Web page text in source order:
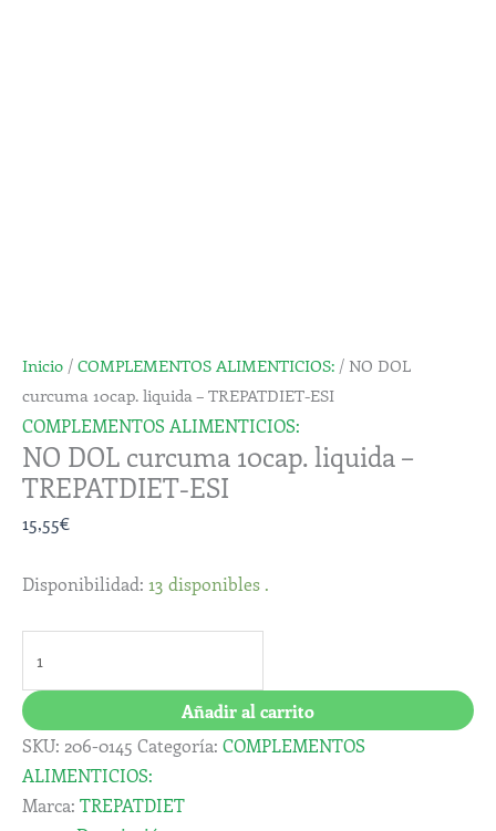
Inicio / COMPLEMENTOS ALIMENTICIOS: / NO DOL
curcuma 10cap. liquida – TREPATDIET-ESI
COMPLEMENTOS ALIMENTICIOS:
NO DOL curcuma 10cap. liquida –
TREPATDIET-ESI
15,55€
Disponibilidad: 13 disponibles .
Añadir al carrito
SKU: 206-0145 Categoría: COMPLEMENTOS
ALIMENTICIOS:
Marca: TREPATDIET